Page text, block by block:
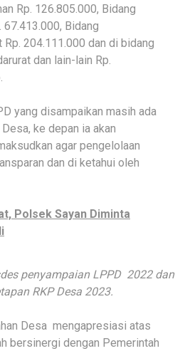
Rp. 126.805.000, Bidang
67.413.000, Bidang
204.111.000 dan di bidang
dan lain-lain Rp.
yang disampaikan masih ada
ke depan ia akan
agar pengelolaan
dan di ketahui oleh
Polsek Sayan Diminta
penyampaian LPPD 2022 dan
RKP Desa 2023.
Desa mengapresiasi atas
bersinergi dengan Pemerintah